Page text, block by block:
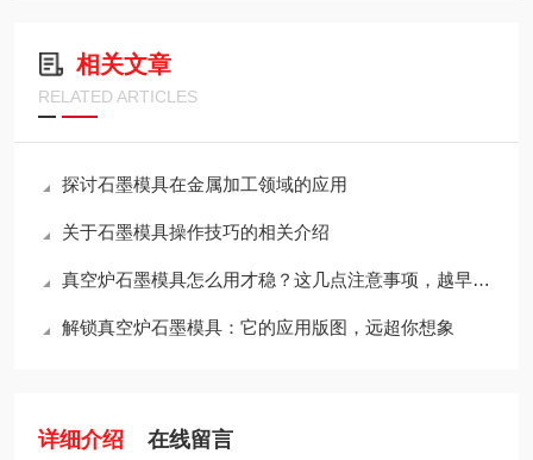
相关文章
RELATED ARTICLES
探讨石墨模具在金属加工领域的应用
关于石墨模具操作技巧的相关介绍
真空炉石墨模具怎么用才稳？这几点注意事项，越早知道越省心
解锁真空炉石墨模具：它的应用版图，远超你想象
详细介绍 在线留言